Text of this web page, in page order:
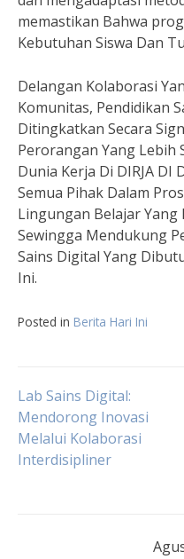
memastikan Bahwa
Kebutuhan Siswa Dan
Delangan Kolaborasi
Komunitas, Pendidikan
Ditingkatkan Secara
Perorangan Yang
Dunia Kerja Di DIRJA DI
Semua Pihak Dalam
Lingungan Belajar
Sewingga Mendukung
Sains Digital Yang
Ini.
Posted in Berita Hari Ini
Navigasi
pos
Lab Sains Digital:
Mendorong Inovasi
Melalui Kolaborasi
Interdisipliner